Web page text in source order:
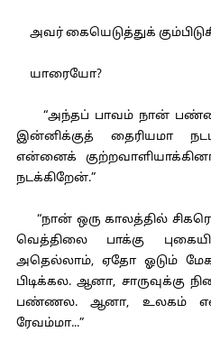
அவர் கையெடுத்துக்
யாரையோ?
“அந்தப் பாவம் நான்
இன்னிக்குத் தைரியமா
என்னைக்
நடக்கிறேன்.”
“நான் ஒரு காலத்தில் சிகரெட்
வெத்திலை பாக்கு
அதெல்லாம், ஏதோ ஓடும்
பிடிக்கல. ஆனா, சாருவுக்கு
பண்ணல. ஆனா, உலகம்
ரேவம்மா...”